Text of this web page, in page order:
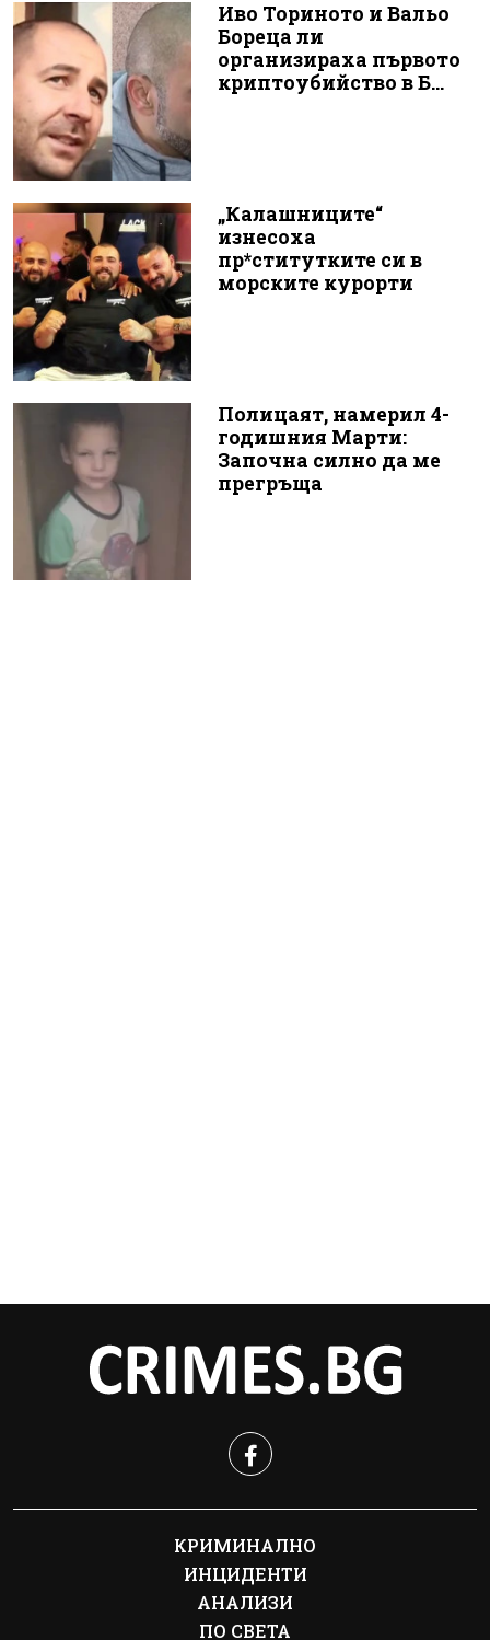
Иво Ториното и Вальо
Бореца ли
организираха първото
криптоубийство в Б...
„Калашниците“
изнесоха
пр*ститутките си в
морските курорти
Полицаят, намерил 4-
годишния Марти:
Започна силно да ме
прегръща
КРИМИНАЛНО
ИНЦИДЕНТИ
АНАЛИЗИ
ПО СВЕТА